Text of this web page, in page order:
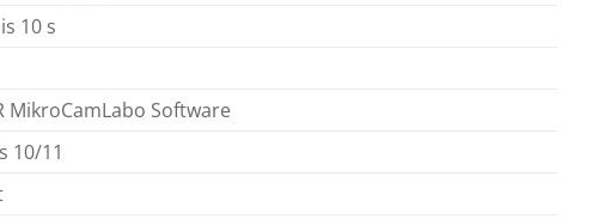
10 s
MikroCamLabo Software
10/11